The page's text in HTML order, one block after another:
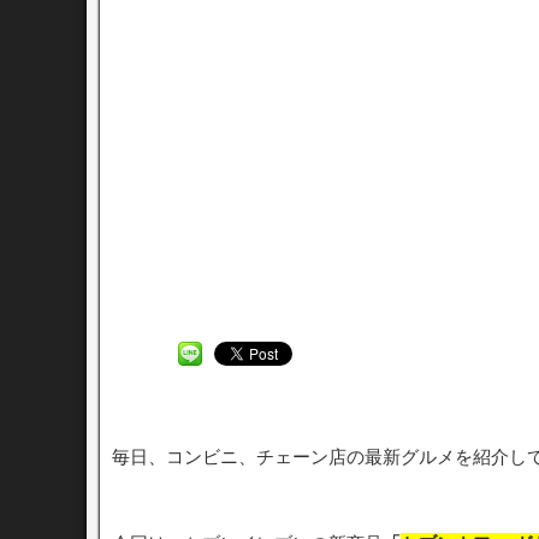
毎日、コンビニ、チェーン店の最新グルメを紹介し